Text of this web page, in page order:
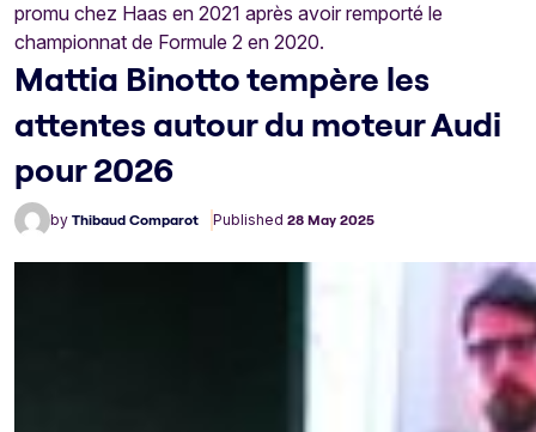
promu chez Haas en 2021 après avoir remporté le
championnat de Formule 2 en 2020.
Mattia Binotto tempère les
attentes autour du moteur Audi
pour 2026
by Thibaud Comparot Published 28 May 2025